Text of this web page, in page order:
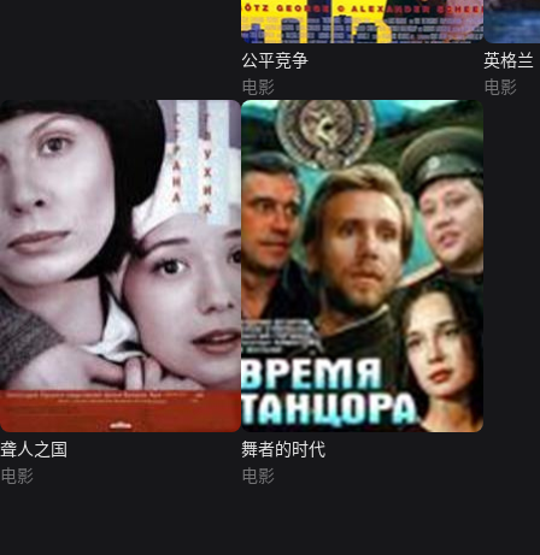
公平竞争
电影
英格兰
电影
聋人之国
电影
舞者的时代
电影